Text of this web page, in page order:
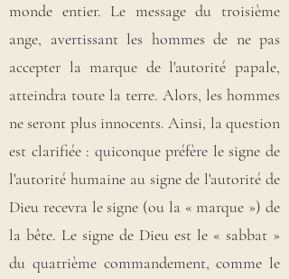
monde entier. Le message du troisième
ange, avertissant les hommes de ne pas
accepter la marque de l'autorité papale,
atteindra toute la terre. Alors, les hommes
ne seront plus innocents. Ainsi, la question
est clarifiée : quiconque préfère le signe de
l'autorité humaine au signe de l'autorité de
Dieu recevra le signe (ou la « marque ») de
la bête. Le signe de Dieu est le « sabbat »
du quatrième commandement, comme le